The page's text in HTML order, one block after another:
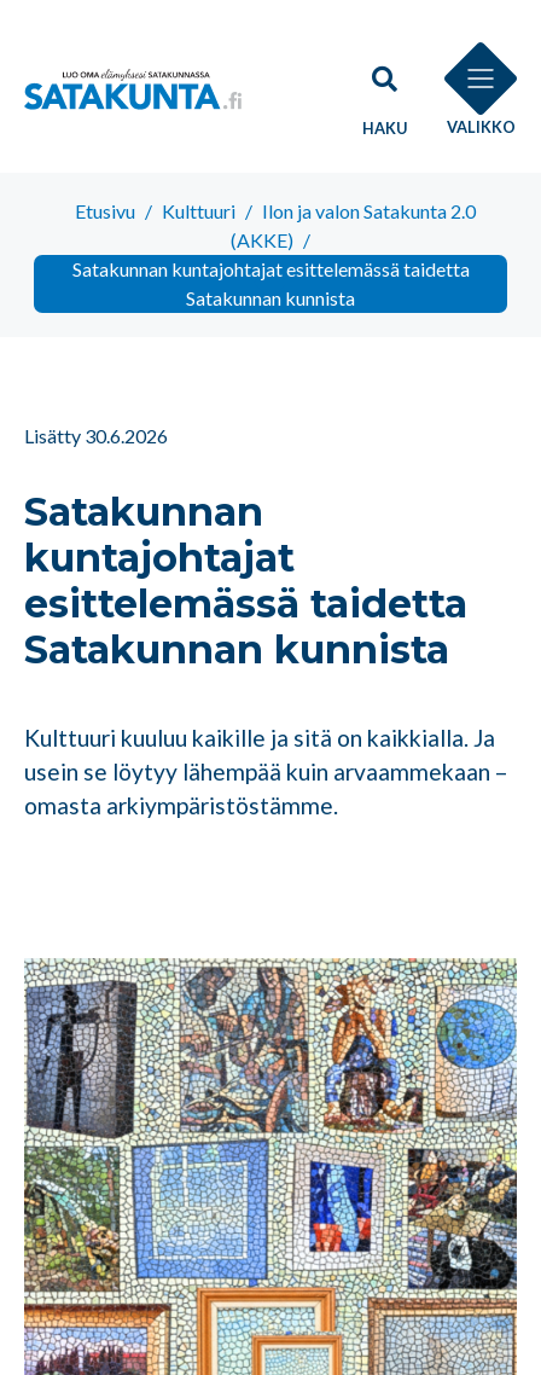
HAKU VALIKKO
Etusivu / Kulttuuri / Ilon ja valon Satakunta 2.0
(AKKE) /
Satakunnan kuntajohtajat esittelemässä taidetta
Satakunnan kunnista
Lisätty 30.6.2026
Satakunnan
kuntajohtajat
esittelemässä taidetta
Satakunnan kunnista
Kulttuuri kuuluu kaikille ja sitä on kaikkialla. Ja
usein se löytyy lähempää kuin arvaammekaan –
omasta arkiympäristöstämme.